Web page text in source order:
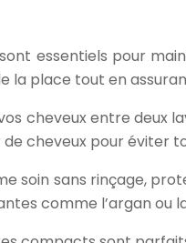
essentiels pour
place tout en
entre deux
cheveux pour éviter
soin sans rinçage,
comme l’argan